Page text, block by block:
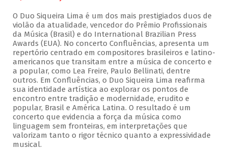
O Duo Siqueira Lima é um dos mais prestigiados duos de
violão da atualidade, vencedor do Prêmio Profissionais
da Música (Brasil) e do International Brazilian Press
Awards (EUA). No concerto Confluências, apresenta um
repertório centrado em compositores brasileiros e latino-
americanos que transitam entre a música de concerto e
a popular, como Lea Freire, Paulo Bellinati, dentre
outros. Em Confluências, o Duo Siqueira Lima reafirma
sua identidade artística ao explorar os pontos de
encontro entre tradição e modernidade, erudito e
popular, Brasil e América Latina. O resultado é um
concerto que evidencia a força da música como
linguagem sem fronteiras, em interpretações que
valorizam tanto o rigor técnico quanto a expressividade
musical.